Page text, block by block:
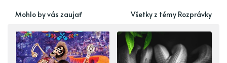
Mohlo by vás zaujať Všetky z témy Rozprávky